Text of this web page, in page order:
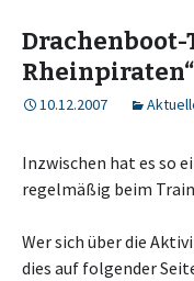
Drachenboot-
Rheinpiraten“
10.12.2007
Inzwischen hat es so
regelmäßig beim
Wer sich über die
dies auf folgender